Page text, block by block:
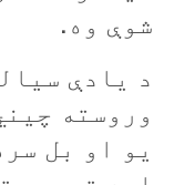
شوې وه .
د يادې
وروسته
یو او بل